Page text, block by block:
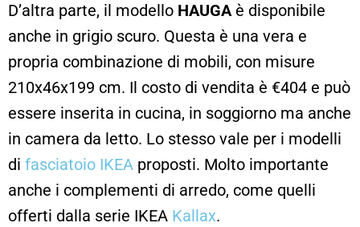
D’altra parte, il modello HAUGAè disponibile
anche in grigio scuro. Questa è una vera e
propria combinazione di mobili, con misure
210x46x199 cm. Il costo di vendita è €404 e può
essere inserita in cucina, in soggiorno ma anche
in camera da letto. Lo stesso vale per i modelli
di fasciatoio IKEA proposti. Molto importante
anche i complementi di arredo, come quelli
offerti dalla serie IKEA Kallax.